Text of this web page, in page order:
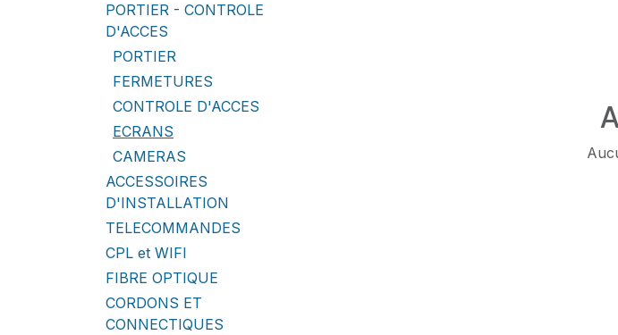
PORTIER - CONTROLE
D'ACCES
PORTIER
FERMETURES
CONTROLE D'ACCES
ECRANS
CAMERAS
ACCESSOIRES
D'INSTALLATION
TELECOMMANDES
CPL et WIFI
FIBRE OPTIQUE
CORDONS ET
CONNECTIQUES